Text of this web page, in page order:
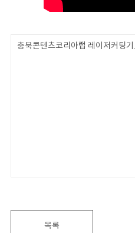
충북콘텐츠코리아랩 레이저커팅
목록